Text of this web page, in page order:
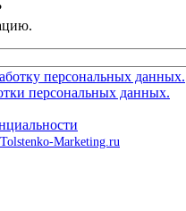
персональных данных.
персональных данных.
Marketing.ru